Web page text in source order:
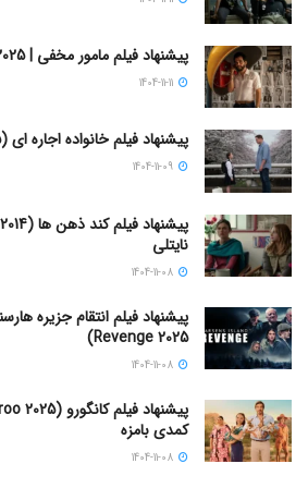
پیشنهاد فیلم مامور مخفی | The Secret Agent 2025
پیشنهاد فیلم خانواده اجاره‌ ای (Rental Family 2025)
نایتلی
Revenge 2025)
کمدی بامزه